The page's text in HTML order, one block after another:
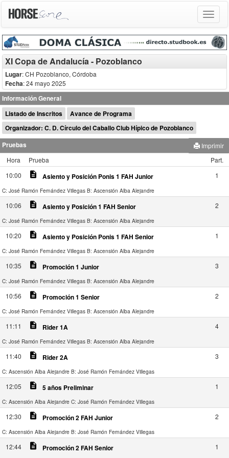
Toggle
XI Copa de Andalucía - Pozoblanco
Lugar: CH Pozoblanco, Córdoba
Fecha: 24 mayo 2025
Información General
Listado de Inscritos
Avance de Programa
Organizador: C. D. Círculo del Caballo Club Hípico de Pozoblanco
Pruebas
Imprimir
Hora
Prueba
Part.
10:00
description Asiento y Posición Ponis 1 FAH Junior 1
C: José Ramón Fernández Villegas B: Ascensión Alba Alejandre
10:06 description Asiento y Posición 1 FAH Senior 2
C: José Ramón Fernández Villegas B: Ascensión Alba Alejandre
10:20 description Asiento y Posición Ponis 1 FAH Senior 1
C: José Ramón Fernández Villegas B: Ascensión Alba Alejandre
10:35 description Promoción 1 Junior 3
C: José Ramón Fernández Villegas B: Ascensión Alba Alejandre
10:56 description Promoción 1 Senior 2
C: José Ramón Fernández Villegas B: Ascensión Alba Alejandre
11:11 description Rider 1A 4
C: José Ramón Fernández Villegas B: Ascensión Alba Alejandre
11:40 description Rider 2A 3
C: Ascensión Alba Alejandre B: José Ramón Fernández Villegas
12:05 description 5 años Preliminar 1
C: Ascensión Alba Alejandre C: José Ramón Fernández Villegas
12:30 description Promoción 2 FAH Junior 2
C: Ascensión Alba Alejandre B: José Ramón Fernández Villegas
12:44 description Promoción 2 FAH Senior 1